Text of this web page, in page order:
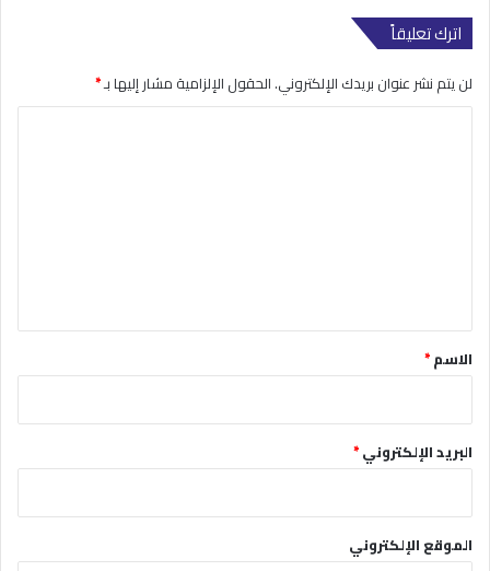
اترك تعليقاً
لن يتم نشر عنوان بريدك الإلكتروني.الحقول الإلزامية مشار إليها بـ*
*الاسم*
البريد الإلكتروني*
الموقع الإلكتروني